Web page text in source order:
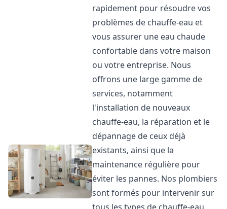
rapidement pour résoudre vos
problèmes de chauffe-eau et
vous assurer une eau chaude
confortable dans votre maison
ou votre entreprise. Nous
offrons une large gamme de
services, notamment
l'installation de nouveaux
chauffe-eau, la réparation et le
dépannage de ceux déjà
existants, ainsi que la
maintenance régulière pour
éviter les pannes. Nos plombiers
sont formés pour intervenir sur